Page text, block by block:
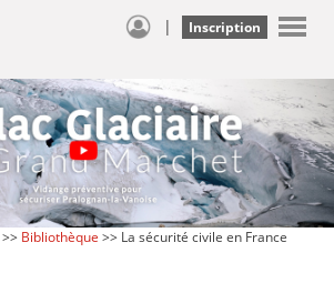
| Inscription
>> Bibliothèque >> La sécurité civile en France